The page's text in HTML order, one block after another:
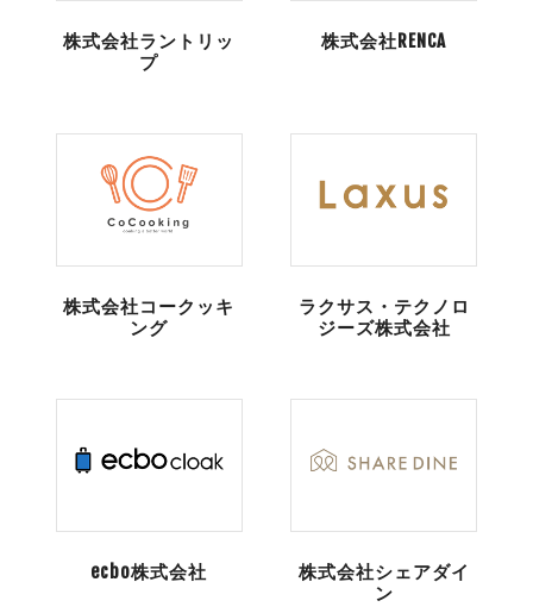
株式会社ラントリッ
プ
株式会社RENCA
株式会社コークッキ
ング
ラクサス・テクノロ
ジーズ株式会社
ecbo株式会社
株式会社シェアダイ
ン